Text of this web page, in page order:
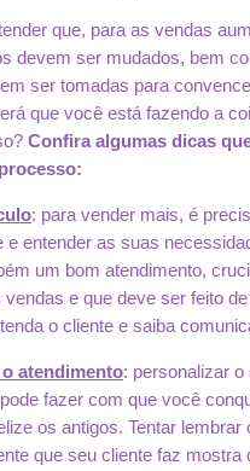
que, para as vendas
devem ser mudados, bem
ser tomadas para
que você está fazendo a
Confira algumas dicas
: para vender mais, é
e entender as suas
um bom atendimento,
vendas e que deve ser feito
o cliente e saiba
atendimento: personalizar o
fazer com que você
os antigos. Tentar lembrar
que seu cliente faz mostra